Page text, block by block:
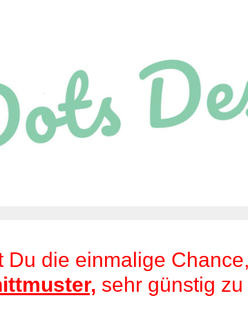
Du die einmalige Chance,
sehr günstig